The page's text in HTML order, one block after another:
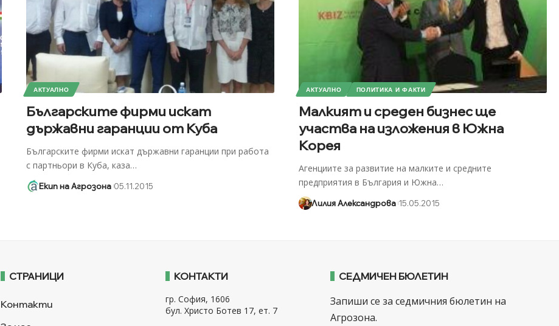
АКТУАЛНО
Българските фирми искат
държавни гаранции от Куба
Българските фирми искат държавни гаранции при работа
с партньори в Куба, каза…
Екип на Агрозона 05.11.2015
АКТУАЛНО ПОЛИТИКА И ФАКТИ
Малкият и среден бизнес ще
участва на изложения в Южна
Корея
Агенциите за развитие на малките и средните
предприятия в България и Южна…
Лилия Александрова 15.05.2015
СТРАНИЦИ
Контакти
КОНТАКТИ
гр. София, 1606
бул. Христо Ботев 17, ет. 7
СЕДМИЧЕН БЮЛЕТИН
Запиши се за седмичния бюлетин на
Агрозона.